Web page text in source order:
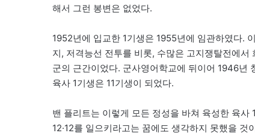
해서 그런 봉변은 없었다.
1952년에 입교한 1기생은 1955년에 임관하였다.
지, 저격능선 전투를 비롯, 수많은 고지쟁탈전에서
군의 근간이었다. 군사영어학교에 뒤이어 1946년
육사 1기생은 11기생이 되었다.
밴 플리트는 이렇게 모든 정성을 바쳐 육성한 육
12·12를 일으키라고는 꿈에도 생각하지 못했을